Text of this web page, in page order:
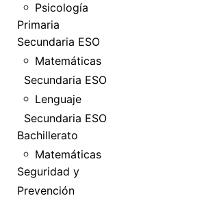
Psicología
Primaria
Secundaria ESO
Matemáticas
Secundaria ESO
Lenguaje
Secundaria ESO
Bachillerato
Matemáticas
Seguridad y
Prevención